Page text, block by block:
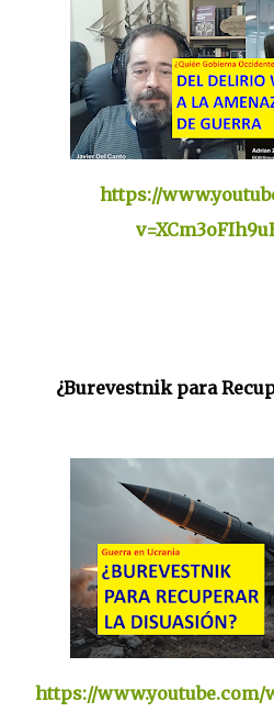
https://
¿Burevestnik para
https://www.youtube.com/